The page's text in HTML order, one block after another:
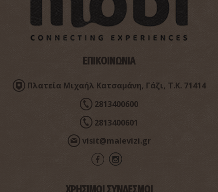
Φαράγγι Παλαιοκάστρου
ΦΑΡΑΓΓΙΑ ~4.8Km
ΕΠΙΚΟΙΝΩΝΙΑ
Πλατεία Μιχαήλ Κατσαμάνη, Γάζι, Τ.Κ. 71414
2813400600
2813400601
visit@malevizi.gr